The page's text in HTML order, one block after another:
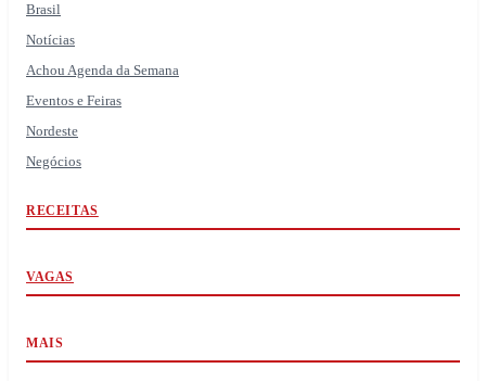
Brasil
Notícias
Achou Agenda da Semana
Eventos e Feiras
Nordeste
Negócios
RECEITAS
VAGAS
MAIS